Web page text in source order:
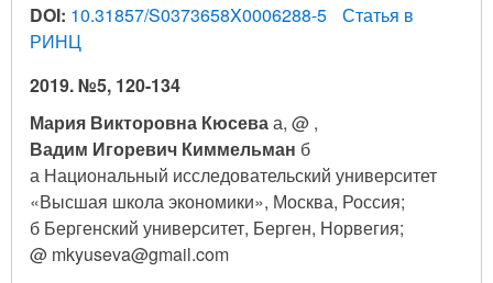
DOI: 10.31857/S0373658X0006288-5
Статья в
РИНЦ
2019. №5, 120-134
Мария Викторовна Кюсеваа, @ ,
Вадим Игоревич Киммельман б
а Национальный исследовательский университет
«Высшая школа экономики», Москва, Россия;
б Бергенский университет, Берген, Норвегия;
@ mkyuseva@gmail.com